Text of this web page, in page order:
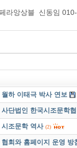
라앙상블 신동임
월하 이태극 박사 연보
사단법인 한국시조문학
시조문학 역사 (2)
협회와 홈페이지 운영 방